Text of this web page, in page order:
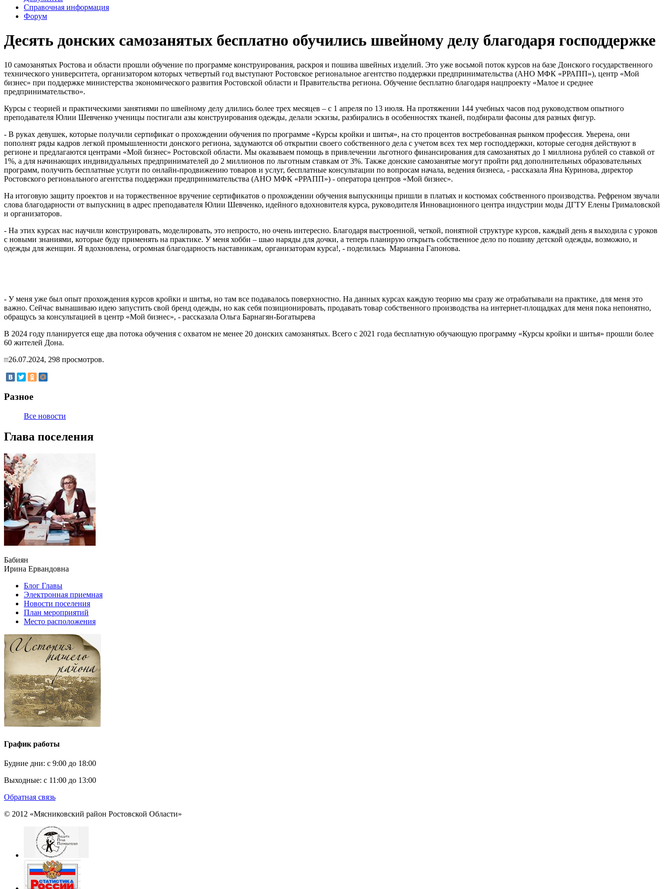
Справочная информация
Форум
Десять донских самозанятых бесплатно обучились швейному делу благодаря господдержке
10 самозанятых Ростова и области прошли обучение по программе конструирования, раскроя и пошива швейных изделий. Это уже восьмой поток курсов на базе Донского государственного
технического университета, организатором которых четвертый год выступают Ростовское региональное агентство поддержки предпринимательства (АНО МФК «РРАПП»), центр «Мой
бизнес» при поддержке министерства экономического развития Ростовской области и Правительства региона. Обучение бесплатно благодаря нацпроекту «Малое и среднее
предпринимательство».
Курсы с теорией и практическими занятиями по швейному делу длились более трех месяцев – с 1 апреля по 13 июля. На протяжении 144 учебных часов под руководством опытного
преподавателя Юлии Шевченко ученицы постигали азы конструирования одежды, делали эскизы, разбирались в особенностях тканей, подбирали фасоны для разных фигур.
- В руках девушек, которые получили сертификат о прохождении обучения по программе «Курсы кройки и шитья», на сто процентов востребованная рынком профессия. Уверена, они
пополнят ряды кадров легкой промышленности донского региона, задумаются об открытии своего собственного дела с учетом всех тех мер господдержки, которые сегодня действуют в
регионе и предлагаются центрами «Мой бизнес» Ростовской области. Мы оказываем помощь в привлечении льготного финансирования для самозанятых до 1 миллиона рублей со ставкой от
1%, а для начинающих индивидуальных предпринимателей до 2 миллионов по льготным ставкам от 3%. Также донские самозанятые могут пройти ряд дополнительных образовательных
программ, получить бесплатные услуги по онлайн-продвижению товаров и услуг, бесплатные консультации по вопросам начала, ведения бизнеса, - рассказала Яна Куринова, директор
Ростовского регионального агентства поддержки предпринимательства (АНО МФК «РРАПП») - оператора центров «Мой бизнес».
На итоговую защиту проектов и на торжественное вручение сертификатов о прохождении обучения выпускницы пришли в платьях и костюмах собственного производства. Рефреном звучали
слова благодарности от выпускниц в адрес преподавателя Юлии Шевченко, идейного вдохновителя курса, руководителя Инновационного центра индустрии моды ДГТУ Елены Грималовской
и организаторов.
- На этих курсах нас научили конструировать, моделировать, это непросто, но очень интересно. Благодаря выстроенной, четкой, понятной структуре курсов, каждый день я выходила с уроков
с новыми знаниями, которые буду применять на практике. У меня хобби – шью наряды для дочки, а теперь планирую открыть собственное дело по пошиву детской одежды, возможно, и
одежды для женщин. Я вдохновлена, огромная благодарность наставникам, организаторам курса!, - поделилась Марианна Гапонова.
- У меня уже был опыт прохождения курсов кройки и шитья, но там все подавалось поверхностно. На данных курсах каждую теорию мы сразу же отрабатывали на практике, для меня это
важно. Сейчас вынашиваю идею запустить свой бренд одежды, но как себя позиционировать, продавать товар собственного производства на интернет-площадках для меня пока непонятно,
обращусь за консультацией в центр «Мой бизнес», - рассказала Ольга Барнагян-Богатырева
В 2024 году планируется еще два потока обучения с охватом не менее 20 донских самозанятых. Всего с 2021 года бесплатную обучающую программу «Курсы кройки и шитья» прошли более
60 жителей Дона.
26.07.2024, 298 просмотров.
Разное
Все новости
Глава поселения
Бабиян
Ирина Ервандовна
Блог Главы
Электронная приемная
Новости поселения
План мероприятий
Место расположения
График работы
Будние дни: c 9:00 до 18:00
Выходные: с 11:00 до 13:00
Обратная связь
© 2012 «Мясниковский район Ростовской Области»